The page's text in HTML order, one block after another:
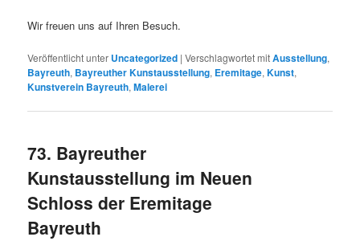
Wir freuen uns auf Ihren Besuch.
Veröffentlicht unter Uncategorized |Verschlagwortet mitAusstellung,
Bayreuth, Bayreuther Kunstausstellung, Eremitage,Kunst,
Kunstverein Bayreuth,Malerei
73. Bayreuther
Kunstausstellung im Neuen
Schloss der Eremitage
Bayreuth